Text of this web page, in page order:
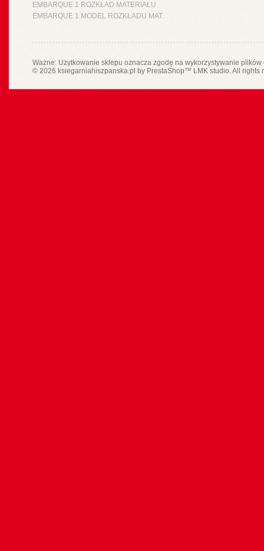
EMBARQUE 1 ROZKŁAD MATERIAŁU
EMBARQUE 1 MODEL ROZKŁADU MAT.
Ważne: Użytkowanie sklepu oznacza zgodę na wykorzystywanie
© 2026 ksiegarniahiszpanska.pl by PrestaShop™ LMK studio. All rights